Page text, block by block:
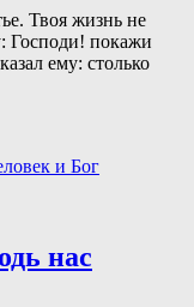
Твоя жизнь не
Господи! покажи
ему: столько
и Бог
нас